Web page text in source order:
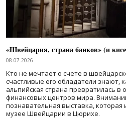
«Швейцария, страна банков» (и
08.07.2026
Кто не мечтает о счете в
счастливые его обладатели знают,
альпийская страна превратилась в
финансовых центров мира.
познавательная выставка,
музее Швейцарии в Цюрихе.